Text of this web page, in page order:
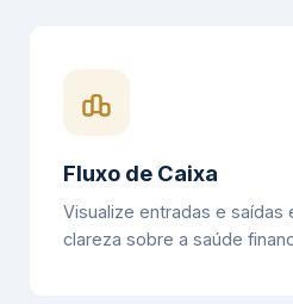
Fluxo de Caixa
Visualize entradas e saídas
clareza sobre a saúde